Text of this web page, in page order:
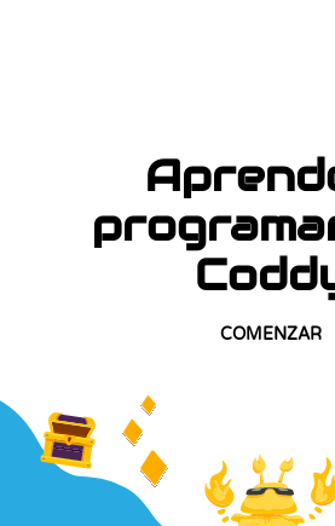
COMENZAR